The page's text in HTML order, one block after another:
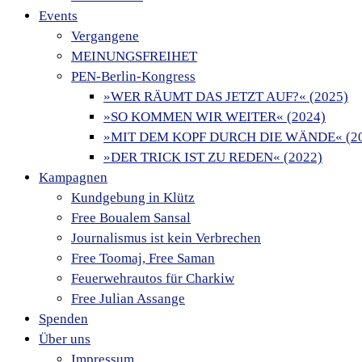
Events
Vergangene
MEINUNGSFREIHET
PEN-Berlin-Kongress
»WER RÄUMT DAS JETZT AUF?« (2025)
»SO KOMMEN WIR WEITER« (2024)
»MIT DEM KOPF DURCH DIE WÄNDE«
»DER TRICK IST ZU REDEN« (2022)
Kampagnen
Kundgebung in Klütz
Free Boualem Sansal
Journalismus ist kein Verbrechen
Free Toomaj, Free Saman
Feuerwehrautos für Charkiw
Free Julian Assange
Spenden
Über uns